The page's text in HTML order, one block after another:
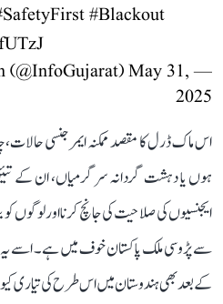
#Blackout
— Gujarat Information (@InfoGujarat)
May 31,
2025
اس ماک ڈرل کا مقصد ممکنہ ایمرجنسی
ہوں یا دہشت گردانہ سرگرمیاں، ان کے
ایجنسیوں کی صلاحیت کی جانچ کرنا اور لوگوں
سے پڑوسی ملک پاکستان خوف میں ہے۔ اسے
کے بعد بھی ہندوستان میں اس طرح کی تیاری